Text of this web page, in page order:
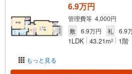
もっと見る
6.9万円
管理費等 4,000円
敷
6.9万円 礼 6.9
1LDK 43.21m2 1階